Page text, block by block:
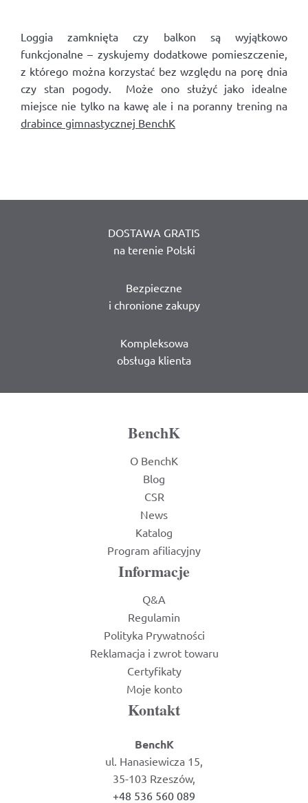
Loggia zamknięta czy balkon są wyjątkowo
funkcjonalne – zyskujemy dodatkowe pomieszczenie,
z którego można korzystać bez względu na porę dnia
czy stan pogody. Może ono służyć jako idealne
miejsce nie tylko na kawę ale i na poranny trening na
drabince gimnastycznej BenchK
DOSTAWA GRATIS
na terenie Polski
Bezpieczne
i chronione zakupy
Kompleksowa
obsługa klienta
BenchK
O BenchK
Blog
CSR
News
Katalog
Program afiliacyjny
Informacje
Q&A
Regulamin
Polityka Prywatności
Reklamacja i zwrot towaru
Certyfikaty
Moje konto
Kontakt
BenchK
ul. Hanasiewicza 15,
35-103 Rzeszów,
+48 536 560 089